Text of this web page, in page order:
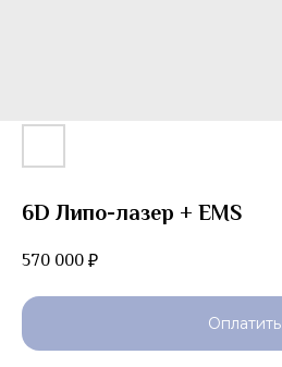
6D Липо-лазер + EMS
570 000₽
Оплатить